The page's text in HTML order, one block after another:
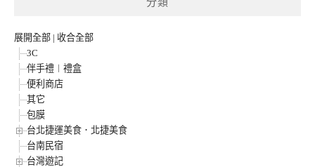
展開全部 | 收合全部
3C
伴手禮︱禮盒
便利商店
其它
包膜
台北捷運美食．北捷美食
台南民宿
台灣遊記